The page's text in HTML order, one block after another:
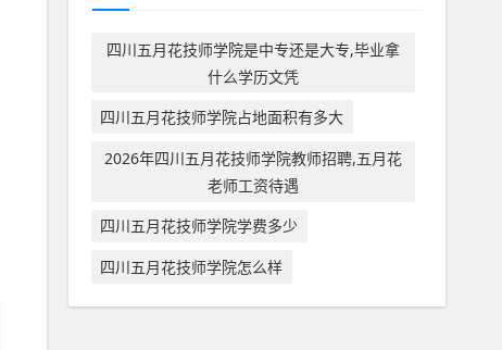
四川五月花技师学院是中专还是大专,毕业拿
什么学历文凭
四川五月花技师学院占地面积有多大
2026年四川五月花技师学院教师招聘,五月花
老师工资待遇
四川五月花技师学院学费多少
四川五月花技师学院怎么样